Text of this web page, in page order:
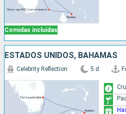
Comidas incluidas
ESTADOS UNIDOS, BAHAMAS
Celebrity Reflection 5 d